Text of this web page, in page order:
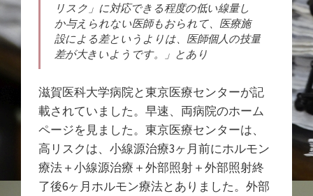
リスク」に対応できる程度の低い線量し
か与えられない医師もおられて、医療施
設による差というよりは、医師個人の技量
差が大きいようです。」とあり
滋賀医科大学病院と東京医療センターが記
載されていました。早速、両病院のホーム
ページを見ました。東京医療センターは、
高リスクは、小線源治療3ヶ月前にホルモン
療法＋小線源治療＋外部照射＋外部照射終
了後6ヶ月ホルモン療法とありました。外部